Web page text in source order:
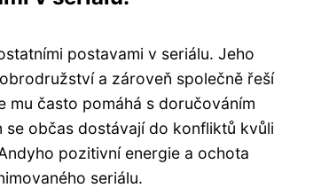
postavami v seriálu. Jeho
a zároveň společně řeší
mu často pomáhá s doručováním
se občas dostávají do konfliktů kvůli
pozitivní energie a ochota
seriálu.